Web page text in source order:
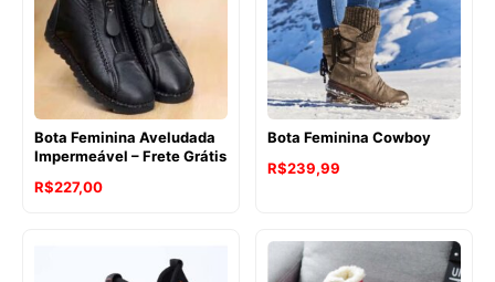
Bota Feminina Aveludada
Impermeável – Frete Grátis
R$227,00
Bota Feminina Cowboy
R$239,99